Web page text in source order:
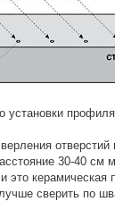
установки
отверстий
30-40 см
это керамическая
сверить по